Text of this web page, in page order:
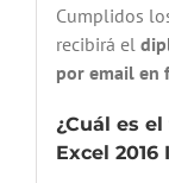
Cumplidos
recibirá el
por email en
¿Cuál es
Excel 2016